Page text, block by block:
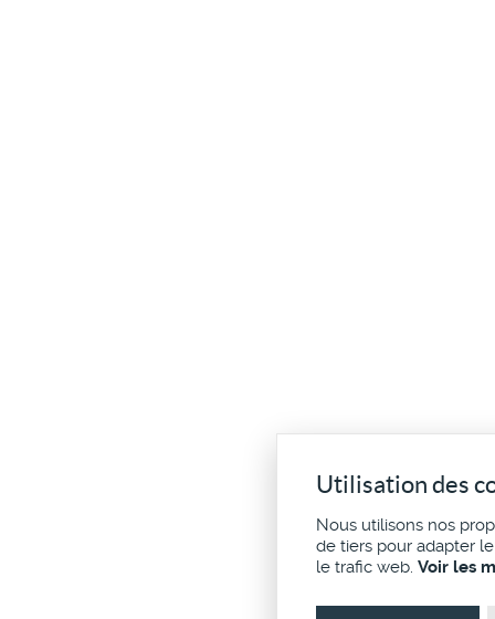
Utilisation des
Nous utilisons nos
de tiers pour adapter
le trafic web. Voir les